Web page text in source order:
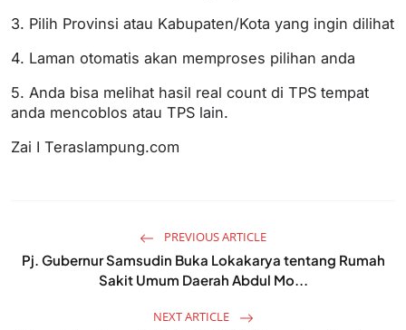
3. Pilih Provinsi atau Kabupaten/Kota yang ingin dilihat
4. Laman otomatis akan memproses pilihan anda
5. Anda bisa melihat hasil real count di TPS tempat
anda mencoblos atau TPS lain.
Zai I Teraslampung.com
PREVIOUS ARTICLE
Pj. Gubernur Samsudin Buka Lokakarya tentang Rumah
Sakit Umum Daerah Abdul Mo...
NEXT ARTICLE